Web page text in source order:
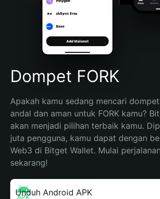
Português (Brasil)
Español (Argentina)
Dompet FORK
Apakah kamu sedang mencari
andal dan aman untuk FORK kamu?
akan menjadi pilihan terbaik kamu.
juta pengguna, kamu dapat dengan
Web3 di Bitget Wallet. Mulai
sekarang!
Unduh Android APK